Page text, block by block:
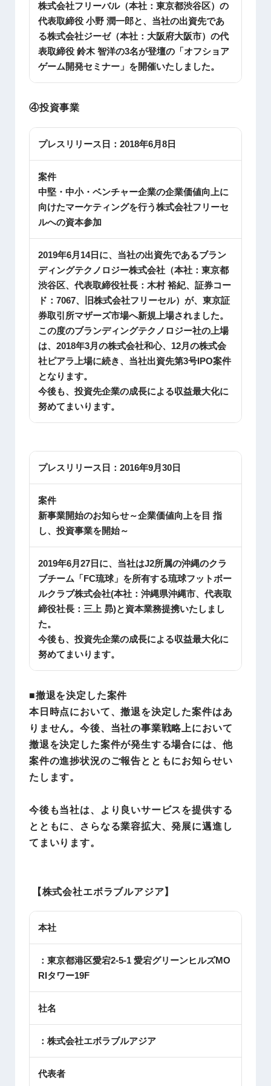
株式会社フリーバル（本社：東京都渋谷区）の
代表取締役 小野 潤一郎と、当社の出資先であ
る株式会社ジーゼ（本社：大阪府大阪市）の代
表取締役 鈴木 智洋の3名が登壇の「オフショア
ゲーム開発セミナー」を開催いたしました。
④投資事業
プレスリリース日： 2018年6月8日
案件
中堅・中小・ベンチャー企業の企業価値向上に
向けたマーケティングを行う株式会社フリーセ
ルへの資本参加
2019年6月14日に、当社の出資先であるブラン
ディングテクノロジー株式会社（本社：東京都
渋谷区、代表取締役社長：木村 裕紀、証券コー
ド：7067、旧株式会社フリーセル）が、東京証
券取引所マザーズ市場へ新規上場されました。
この度のブランディングテクノロジー社の上場
は、2018年3月の株式会社和心、12月の株式会
社ピアラ上場に続き、当社出資先第3号IPO案件
となります。
今後も、投資先企業の成長による収益最大化に
努めてまいります。
プレスリリース日： 2016年9月30日
案件
新事業開始のお知らせ～企業価値向上を目 指
し、投資事業を開始～
2019年6月27日に、当社はJ2所属の沖縄のクラ
ブチーム「FC琉球」を所有する琉球フットボー
ルクラブ株式会社(本社：沖縄県沖縄市、代表取
締役社長：三上 昴)と資本業務提携いたしまし
た。
今後も、投資先企業の成長による収益最大化に
努めてまいります。
■撤退を決定した案件
本日時点において、撤退を決定した案件はあ
りません。今後、当社の事業戦略上において
撤退を決定した案件が発生する場合には、他
案件の進捗状況のご報告とともにお知らせい
たします。
今後も当社は、より良いサービスを提供する
とともに、さらなる業容拡大、発展に邁進し
てまいります。
【株式会社エボラブルアジア】
本社
：東京都港区愛宕2-5-1 愛宕グリーンヒルズMO
RIタワー19F
社名
：株式会社エボラブルアジア
代表者